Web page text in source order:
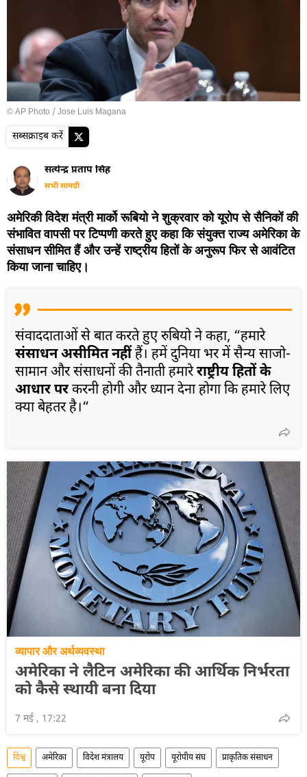
© AP Photo / Jose Luis Magana
सब्सक्राइब करें
सत्येन्द्र प्रताप सिंह
सभी सामग्री
अमेरिकी विदेश मंत्री मार्को रूबियो ने शुक्रवार को यूरोप से सैनिकों की
संभावित वापसी पर टिप्पणी करते हुए कहा कि संयुक्त राज्य अमेरिका के
संसाधन सीमित हैं और उन्हें राष्ट्रीय हितों के अनुरूप फिर से आवंटित
किया जाना चाहिए।
संवाददाताओं से बात करते हुए रुबियो ने कहा, “हमारे
संसाधन असीमित नहींहैं। हमें दुनिया भर में सैन्य साजो-
सामान और संसाधनों की तैनाती हमारेराष्ट्रीय हितों के
आधार परकरनी होगी और ध्यान देना होगा कि हमारे लिए
क्या बेहतर है।“
व्यापार और अर्थव्यवस्था
अमेरिका ने लैटिन अमेरिका की आर्थिक निर्भरता
को कैसे स्थायी बना दिया
7 मई , 17:22
विश्व अमेरिका विदेश मंत्रालय यूरोप यूरोपीय संघ प्राकृतिक संसाधन